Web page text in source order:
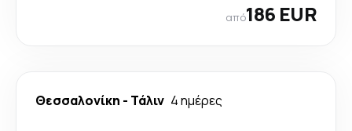
από186 EUR
Θεσσαλονίκη - Τάλιν 4 ημέρες